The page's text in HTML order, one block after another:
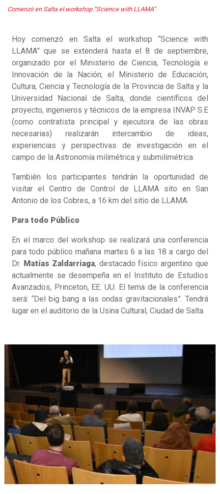
Comenzó en Salta el workshop “Science with LLAMA”
Hoy comenzó en Salta el workshop “Science with
LLAMA” que se extenderá hasta el 8 de septiembre,
organizado por el Ministerio de Ciencia, Tecnología e
Innovación de la Nación; el Ministerio de Educación,
Cultura, Ciencia y Tecnología de la Provincia de Salta y la
Universidad Nacional de Salta, donde científicos del
proyecto, ingenieros y técnicos de la empresa INVAP S.E
(como contratista principal y ejecutora de las obras
necesarias) realizarán intercambio de ideas,
experiencias y perspectivas de investigación en el
campo de la Astronomía milimétrica y submilimétrica.
También los participantes tendrán la oportunidad de
visitar el Centro de Control de LLAMA sito en San
Antonio de los Cobres, a 16 km del sitio de LLAMA.
Para todo Público
En el marco del workshop se realizará una conferencia
para todo público mañana martes 6 a las 18 a cargo del
Dr. Matías Zaldarriaga, destacado físico argentino que
actualmente se desempeña en el Instituto de Estudios
Avanzados, Princeton, EE. UU. El tema de la conferencia
será: “Del big bang a las ondas gravitacionales”. Tendrá
lugar en el auditorio de la Usina Cultural, Ciudad de Salta